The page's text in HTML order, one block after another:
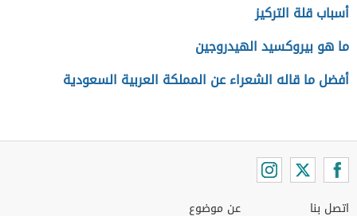
أسباب قلة التركيز
ما هو بيروكسيد الهيدروجين
أفضل ما قاله الشعراء عن المملكة العربية السعودية
اتصل بنا عن موضوع